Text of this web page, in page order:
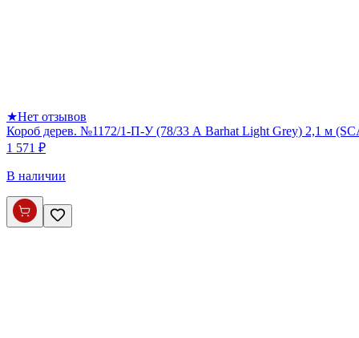
★Нет отзывов
Короб дерев. №1172/1-П-У (78/33 А Barhat Light Grey) 2,1 м
1 571 ₽
В наличии